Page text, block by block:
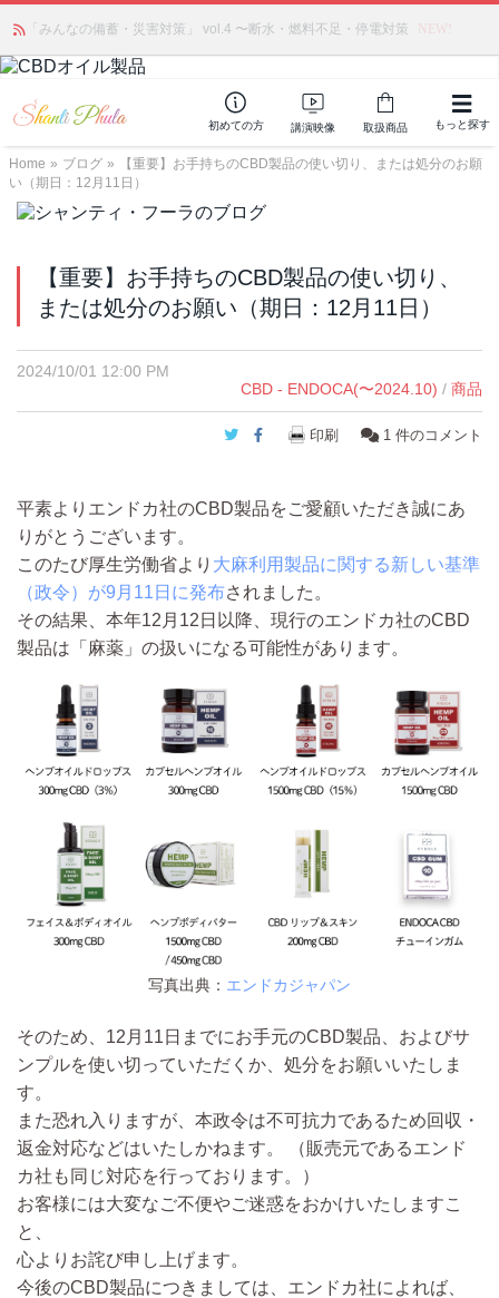
「みんなの備蓄・災害対策」 vol.4 〜断水・燃料不足・停電対策 NEW!
初めての方 講演映像 取扱商品 もっと探す
Home » ブログ »
【重要】お手持ちのCBD製品の使い切り、または処分のお願
い（期日：12月11日）
【重要】お手持ちのCBD製品の使い切り、
または処分のお願い（期日：12月11日）
2024/10/01 12:00 PM
CBD - ENDOCA(〜2024.10) / 商品
Twitter
Facebook
印刷 1 件のコメント
平素よりエンドカ社のCBD製品をご愛顧いただき誠にあ
りがとうございます。
このたび厚生労働省より 大麻利用製品に関する新しい基準
（政令）が9月11日に発布されました。
その結果、 本年12月12日以降、現行のエンドカ社のCBD
製品は「麻薬」の扱いになる可能性があります。
写真出典： エンドカジャパン
そのため、12月11日までにお手元のCBD製品、およびサ
ンプルを使い切っていただくか、処分をお願いいたしま
す。
また恐れ入りますが、本政令は不可抗力であるため回収・
返金対応などはいたしかねます。 （販売元であるエンド
カ社も同じ対応を行っております。）
お客様には大変なご不便やご迷惑をおかけいたしますこ
と、
心よりお詫び申し上げます。
今後のCBD製品につきましては、エンドカ社によれば、